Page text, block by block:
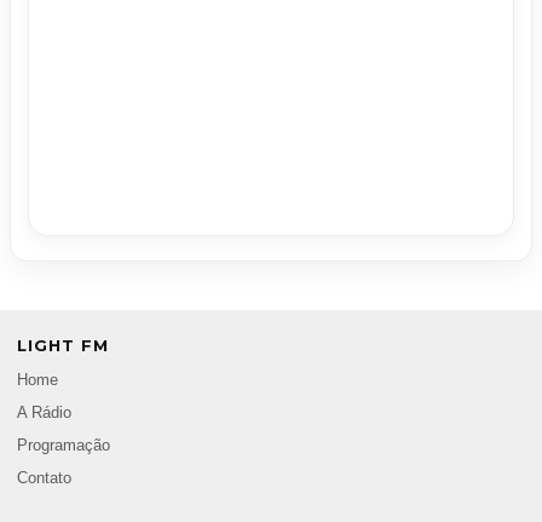
LIGHT FM
Home
A Rádio
Programação
Contato